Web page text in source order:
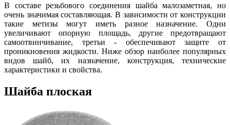
В составе резьбового соединения шайба малозаметная, но
очень значимая составляющая. В зависимости от конструкции
такие метизы могут иметь разное назначение. Одни
увеличивают опорную площадь, другие предотвращают
самоотвинчивание, третьи - обеспечивают защите от
проникновения жидкости. Ниже обзор наиболее популярных
видов шайб, их назначение, конструкция, технические
характеристики и свойства.
Шайба плоская